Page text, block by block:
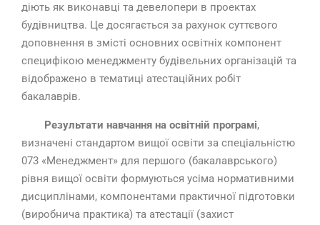
діють як виконавці та девелопери в проектах
будівництва. Це досягається за рахунок суттєвого
доповнення в змісті основних освітніх компонент
специфікою менеджменту будівельних організацій та
відображено в тематиці атестаційних робіт
бакалаврів.
Результати навчання на освітній програмі,
визначені стандартом вищої освіти за спеціальністю
073 «Менеджмент» для першого (бакалаврського)
рівня вищої освіти формуються усіма нормативними
дисциплінами, компонентами практичної підготовки
(виробнича практика) та атестації (захист